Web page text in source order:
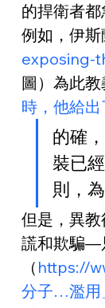
的捍衛者
例如，伊
exposing-
圖）為此教
時，他給
的確
裝已
則，
但是，異
謊和欺騙—
（ https://
分子…濫用